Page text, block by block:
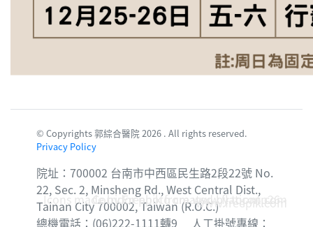
© Copyrights 郭綜合醫院 2026 . All rights reserved.
Privacy Policy
院址：700002 台南市中西區民生路2段22號 No.
22, Sec. 2, Minsheng Rd., West Central Dist.,
Tainan City 700002, Taiwan (R.O.C.)
總機電話：(06)222-1111轉9 人工掛號專線：
Icons made byFreepikfromwww.flaticon.com
Corridor photo created by topntp26 -
www.freepik.com